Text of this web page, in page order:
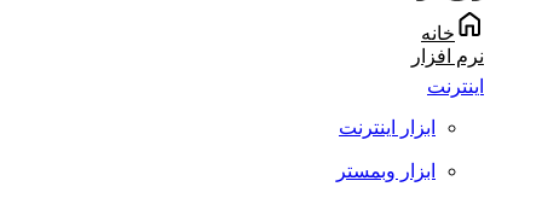
خانه
نرم افزار
اینترنت
ابزار اینترنت
ابزار وبمستر